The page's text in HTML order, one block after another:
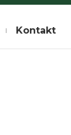
Kontakt